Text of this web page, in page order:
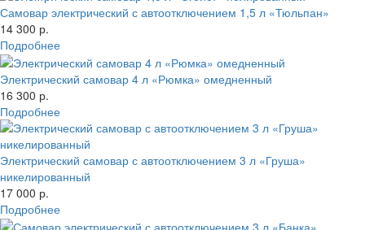
Самовар электрический с автоотключением 1,5 л «Тюльпан»
14 300 р.
Подробнее
Электрический самовар 4 л «Рюмка» омедненный
16 300 р.
Подробнее
Электрический самовар с автоотключением 3 л «Груша»
никелированный
17 000 р.
Подробнее